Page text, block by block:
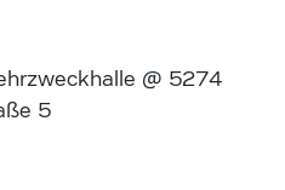
@ 5274
5